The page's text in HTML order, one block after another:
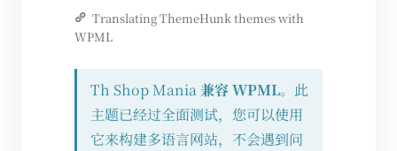
Translating ThemeHunk themes with
WPML
Th Shop Mania 兼容 WPML。此
主题已经过全面测试，您可以使用
它来构建多语言网站，不会遇到问